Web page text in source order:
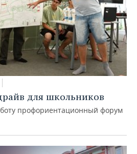
для школьников
профориентационный форум